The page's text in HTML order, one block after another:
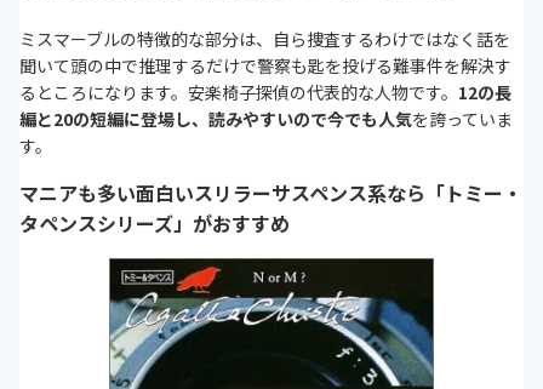
ミスマーブルの特徴的な部分は、自ら捜査するわけではなく話を
聞いて頭の中で推理するだけで警察も匙を投げる難事件を解決す
るところになります。安楽椅子探偵の代表的な人物です。 12の長
編と20の短編に登場し、読みやすいので今でも人気を誇っていま
す。
マニアも多い面白いスリラーサスペンス系なら「トミー・
タペンスシリーズ」がおすすめ